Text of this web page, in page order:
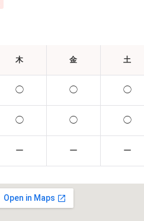
木 金 土
◯ ◯ ◯
◯ ◯ ◯
ー ー ー